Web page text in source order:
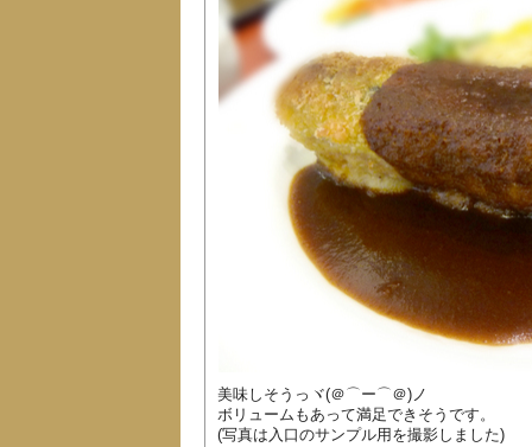
美味しそうっヾ(＠⌒ー⌒＠)ノ
ボリュームもあって満足できそうです。
(写真は入口のサンプル用を撮影しました)